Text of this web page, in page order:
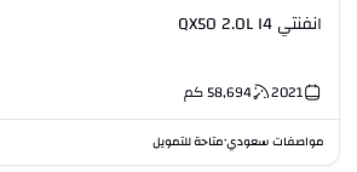
انفنتي QX50 2.0L I4
2021
58,694كم
مواصفات سعودي•متاحة للتمويل